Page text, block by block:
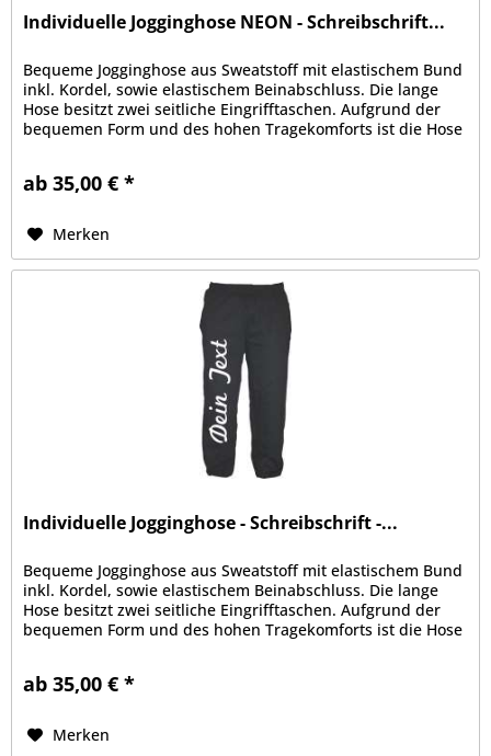
Individuelle Jogginghose NEON - Schreibschrift...
Bequeme Jogginghose aus Sweatstoff mit elastischem Bund
inkl. Kordel, sowie elastischem Beinabschluss. Die lange
Hose besitzt zwei seitliche Eingrifftaschen. Aufgrund der
bequemen Form und des hohen Tragekomforts ist die Hose
ab 35,00 € *
Merken
Individuelle Jogginghose - Schreibschrift -...
Bequeme Jogginghose aus Sweatstoff mit elastischem Bund
inkl. Kordel, sowie elastischem Beinabschluss. Die lange
Hose besitzt zwei seitliche Eingrifftaschen. Aufgrund der
bequemen Form und des hohen Tragekomforts ist die Hose
ab 35,00 € *
Merken